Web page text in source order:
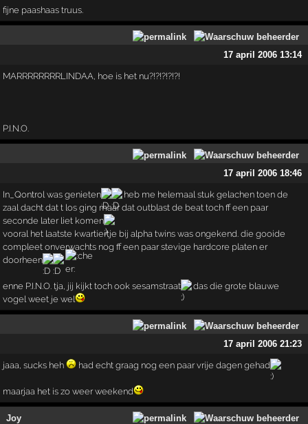
fijne paashaas truus.
17 april 2006 13:14
MARRRRRRRRLINDAA, hoe is het nu?!?!?!?!?!
P.I.N.O.
17 april 2006 18:46
In_Qontrol was genieten
heb me helemaal stuk gelachen toen de
zaal dacht dat t los ging maar dat outblast de beat toch ff een paar
seconde later liet komen
vooral het laatste kwartiertje bij alpha twins was ongekend. die gooide
compleet onverwachts nog ff een paar stevige hardcore platen er
doorheen
enne P.I.N.O. tja, jij kijkt toch ook sesamstraat
das die grote blauwe
vogel weet je wel
17 april 2006 21:23
jaaa, sucks heh had echt graag nog een paar vrije dagen gehad
maarjaa het is zo weer weekend
Joy